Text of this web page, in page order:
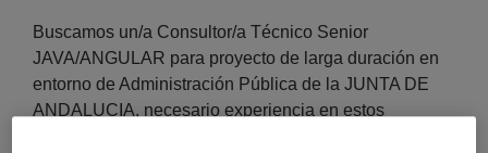
Buscamos un/a Consultor/a Técnico Senior
JAVA/ANGULAR para proyecto de larga duración en
entorno de Administración Pública de la JUNTA DE
ANDALUCIA, necesario experiencia en estos